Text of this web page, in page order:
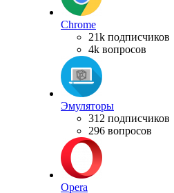
Chrome
21k подписчиков
4k вопросов
Эмуляторы
312 подписчиков
296 вопросов
Opera